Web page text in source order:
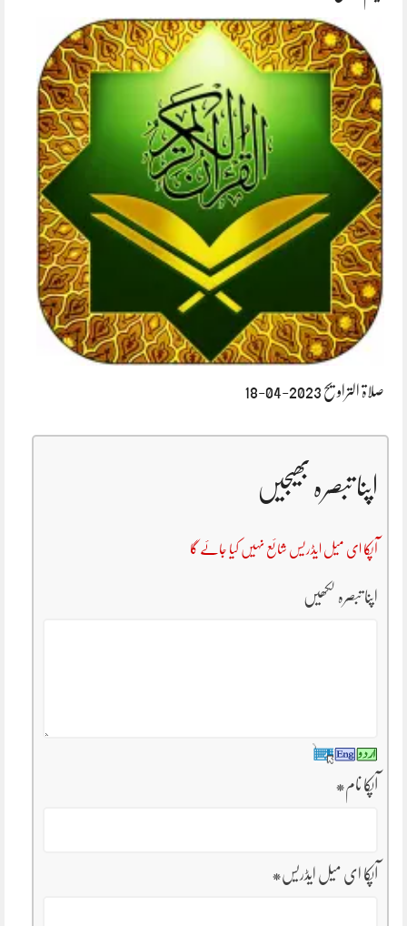
صلاۃ التراویح 2023-04-18
اپنا تبصرہ بھیجیں
آپکا ای میل ایڈریس شائع نہیں کیا جائے گا
اپنا تبصرہ لکھیں
آپکا نام*
آپکا ای میل ایڈریس*